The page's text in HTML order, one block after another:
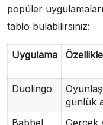
popüler
tablo bulabilirsiniz:
Uygulama
Duolingo
günlük